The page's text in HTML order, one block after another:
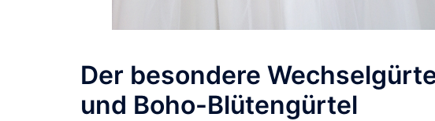
Der besondere
und Boho-Blütengürtel